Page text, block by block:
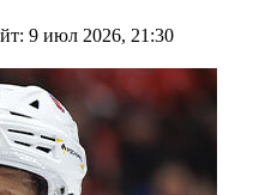
9 июл 2026, 21:30